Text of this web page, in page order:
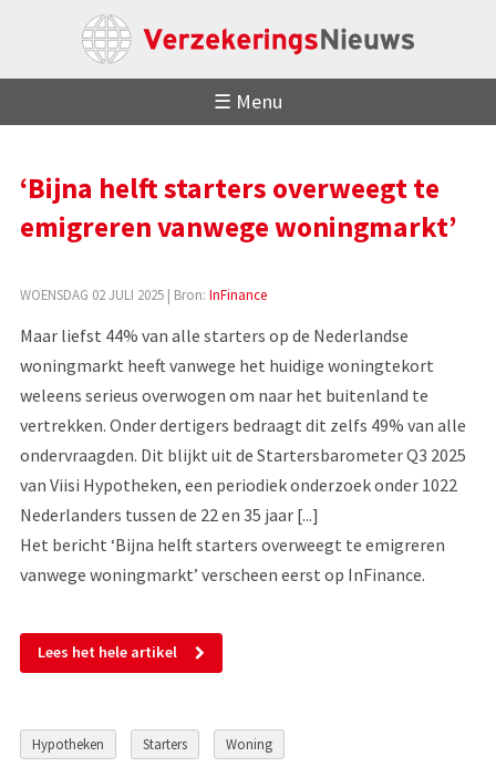
☰ Menu
‘Bijna helft starters overweegt te
emigreren vanwege woningmarkt’
WOENSDAG 02 JULI 2025| Bron: InFinance
Maar liefst 44% van alle starters op de Nederlandse
woningmarkt heeft vanwege het huidige woningtekort
weleens serieus overwogen om naar het buitenland te
vertrekken. Onder dertigers bedraagt dit zelfs 49% van alle
ondervraagden. Dit blijkt uit de Startersbarometer Q3 2025
van Viisi Hypotheken, een periodiek onderzoek onder 1022
Nederlanders tussen de 22 en 35 jaar [...]
Het bericht ‘Bijna helft starters overweegt te emigreren
vanwege woningmarkt’ verscheen eerst op InFinance.
Lees het hele artikel
Hypotheken Starters Woning